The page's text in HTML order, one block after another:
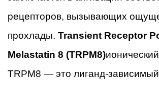
рецепторов, вызывающих
прохлады. Transient Receptor
Melastatin 8 (TRPM8)
TRPM8 — это лиганд-